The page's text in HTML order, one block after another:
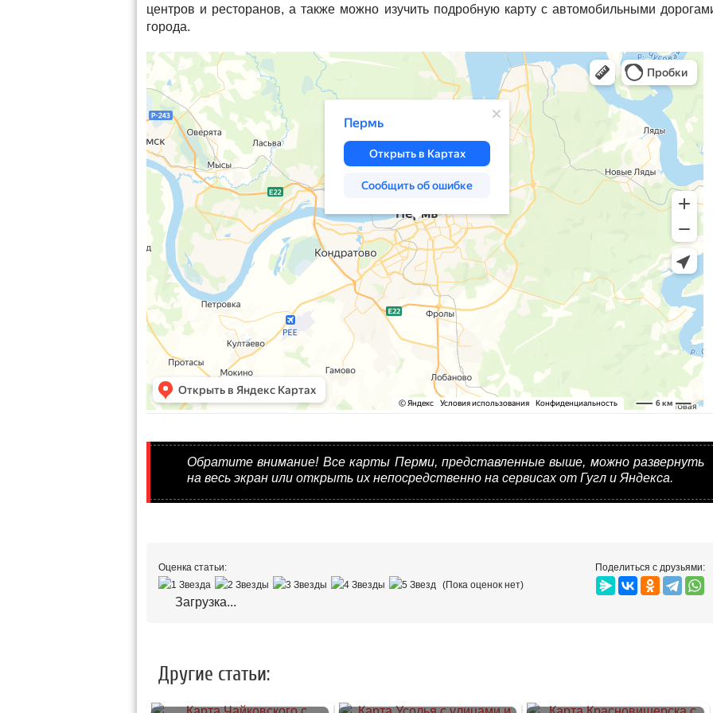
центров и ресторанов, а также можно изучить подробную карту с автомобильными
города.
Обратите внимание! Все карты Перми, представленные выше, можно развернуть
на весь экран или открыть их непосредственно на сервисах от Гугл и Яндекса.
Оценка статьи:
(Пока оценок нет)
Загрузка...
Поделиться с друзьями:
Другие статьи: